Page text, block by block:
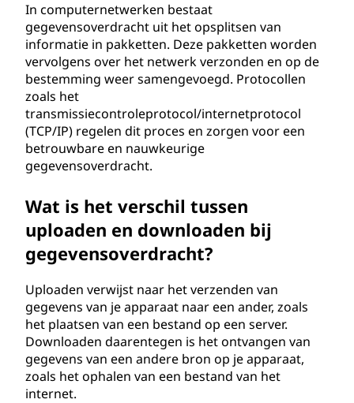
In computernetwerken bestaat
gegevensoverdracht uit het opsplitsen van
informatie in pakketten. Deze pakketten worden
vervolgens over het netwerk verzonden en op de
bestemming weer samengevoegd. Protocollen
zoals het
transmissiecontroleprotocol/internetprotocol
(TCP/IP) regelen dit proces en zorgen voor een
betrouwbare en nauwkeurige
gegevensoverdracht.
Wat is het verschil tussen
uploaden en downloaden bij
gegevensoverdracht?
Uploaden verwijst naar het verzenden van
gegevens van je apparaat naar een ander, zoals
het plaatsen van een bestand op een server.
Downloaden daarentegen is het ontvangen van
gegevens van een andere bron op je apparaat,
zoals het ophalen van een bestand van het
internet.